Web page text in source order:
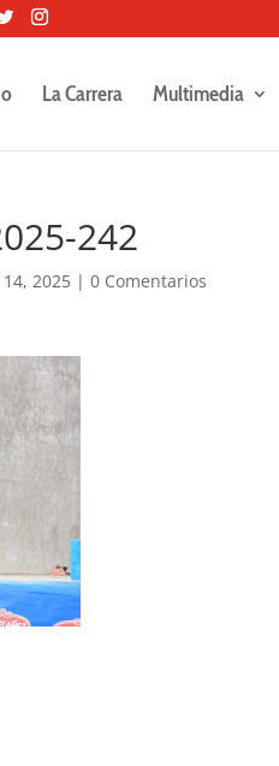
La Carrera Multimedia
242
14, 2025 |0 Comentarios